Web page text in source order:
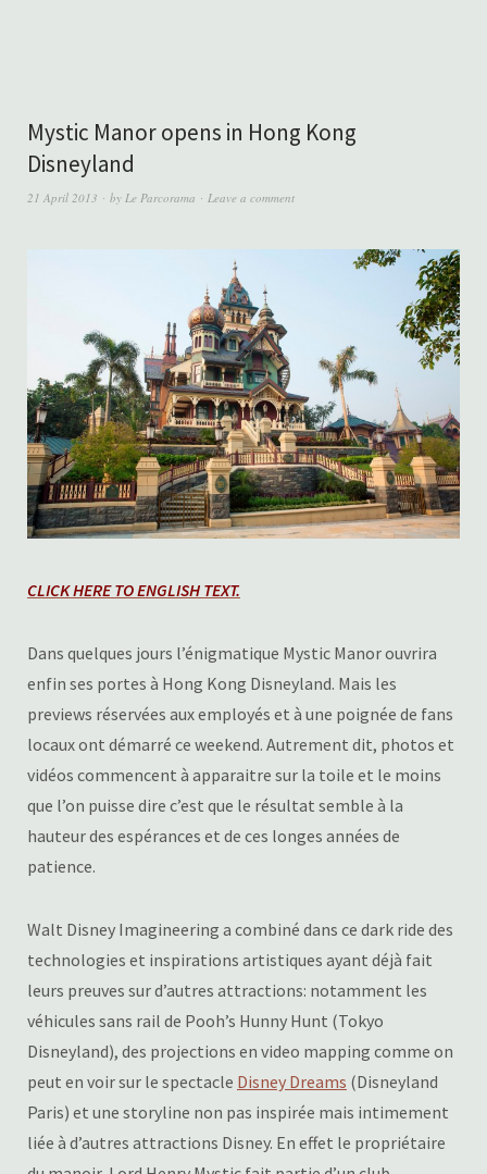
Mystic Manor opens in Hong Kong
Disneyland
21 April 2013 by Le Parcorama Leave a comment
CLICK HERE TO ENGLISH TEXT.
Dans quelques jours l’énigmatique Mystic Manor ouvrira
enfin ses portes à Hong Kong Disneyland. Mais les
previews réservées aux employés et à une poignée de fans
locaux ont démarré ce weekend. Autrement dit, photos et
vidéos commencent à apparaitre sur la toile et le moins
que l’on puisse dire c’est que le résultat semble à la
hauteur des espérances et de ces longes années de
patience.
Walt Disney Imagineering a combiné dans ce dark ride des
technologies et inspirations artistiques ayant déjà fait
leurs preuves sur d’autres attractions: notamment les
véhicules sans rail de Pooh’s Hunny Hunt (Tokyo
Disneyland), des projections en video mapping comme on
peut en voir sur le spectacle Disney Dreams (Disneyland
Paris) et une storyline non pas inspirée mais intimement
liée à d’autres attractions Disney. En effet le propriétaire